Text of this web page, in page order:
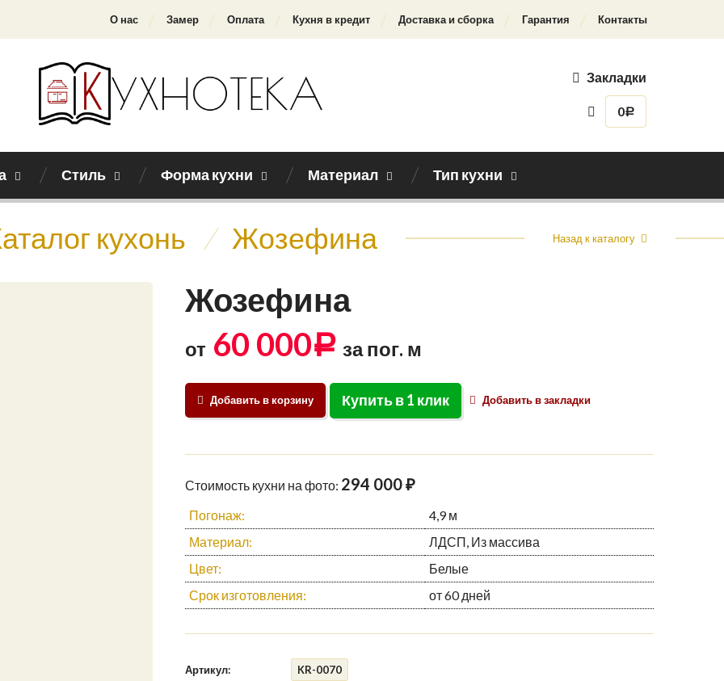
О нас Замер Оплата Кухня в кредит Доставка и сборка Гарантия Контакты
Закладки
0Р
Стиль Форма кухни Материал Тип кухни
кухонь / Жозефина Назад к каталогу
Жозефина
от 60 000Р за пог. м
Добавить в корзину Купить в 1 клик Добавить в закладки
Стоимость кухни на фото: 294 000 ₽
Погонаж:
4,9 м
Материал:
ЛДСП, Из массива
Цвет:
Белые
Срок изготовления:
от 60 дней
Артикул: KR-0070